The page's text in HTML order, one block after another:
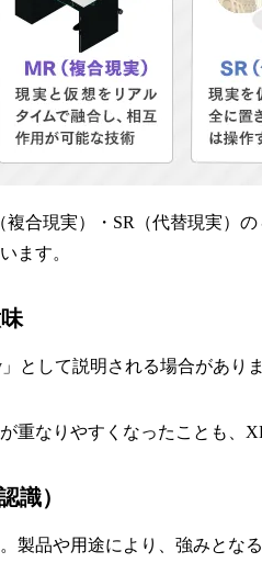
合現実）・SR（代替現実）
ます。
」として説明される場合があ
なりやすくなったことも、
識）
製品や用途により、強みとな